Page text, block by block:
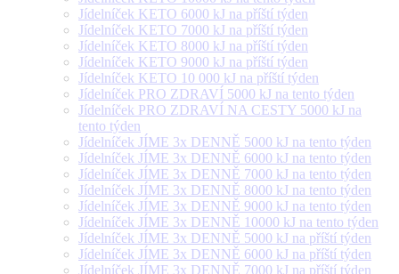
Jídelníček KETO 6000 kJ na příští týden
Jídelníček KETO 7000 kJ na příští týden
Jídelníček KETO 8000 kJ na příští týden
Jídelníček KETO 9000 kJ na příští týden
Jídelníček KETO 10 000 kJ na příští týden
Jídelníček PRO ZDRAVÍ 5000 kJ na tento týden
Jídelníček PRO ZDRAVÍ NA CESTY 5000 kJ na
tento týden
Jídelníček JÍME 3x DENNĚ 5000 kJ na tento týden
Jídelníček JÍME 3x DENNĚ 6000 kJ na tento týden
Jídelníček JÍME 3x DENNĚ 7000 kJ na tento týden
Jídelníček JÍME 3x DENNĚ 8000 kJ na tento týden
Jídelníček JÍME 3x DENNĚ 9000 kJ na tento týden
Jídelníček JÍME 3x DENNĚ 10000 kJ na tento týden
Jídelníček JÍME 3x DENNĚ 5000 kJ na příští týden
Jídelníček JÍME 3x DENNĚ 6000 kJ na příští týden
Jídelníček JÍME 3x DENNĚ 7000 kJ na příští týden